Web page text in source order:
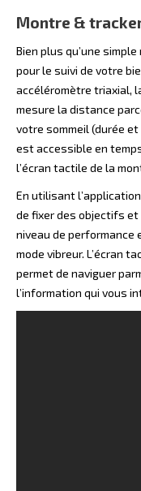
Montre &
Bien plus qu’une
pour le suivi de votre
accéléromètre triaxial,
mesure la distance
votre sommeil (durée et
est accessible en
l’écran tactile de la
En utilisant
de fixer des objectifs
niveau de performance
mode vibreur. L’écran
permet de naviguer
l’information qui vous